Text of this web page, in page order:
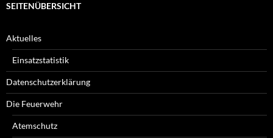
SEITENÜBERSICHT
Aktuelles
Einsatzstatistik
Datenschutzerklärung
Die Feuerwehr
Atemschutz